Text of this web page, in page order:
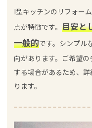
I型キッチンのリフォー
点が特徴です。 目安と
一般的です。シンプル
向があります。ご希望
する場合があるため、
ります。